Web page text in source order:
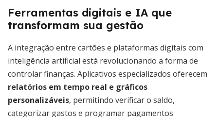
Ferramentas digitais e IA que
transformam sua gestão
A integração entre cartões e plataformas digitais com
inteligência artificial está revolucionando a forma de
controlar finanças. Aplicativos especializados oferecem
relatórios em tempo real e gráficos
personalizáveis, permitindo verificar o saldo,
categorizar gastos e programar pagamentos